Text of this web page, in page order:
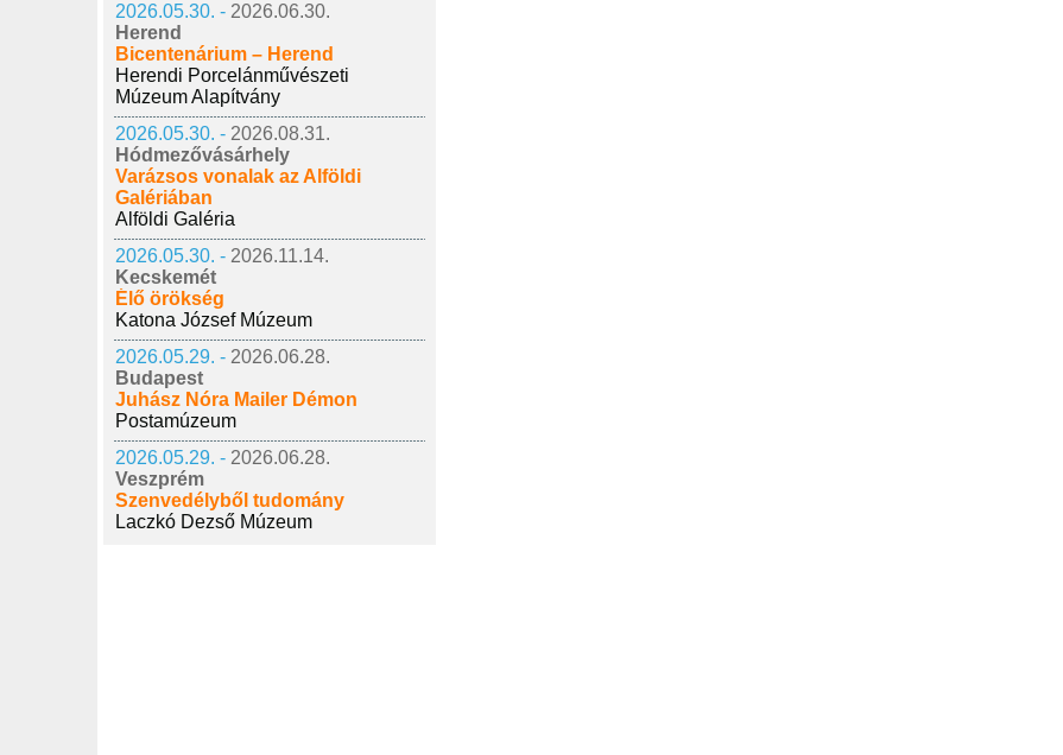
2026.05.30. - 2026.06.30.
Herend
Bicentenárium – Herend
Herendi Porcelánművészeti
Múzeum Alapítvány
2026.05.30. - 2026.08.31.
Hódmezővásárhely
Varázsos vonalak az Alföldi
Galériában
Alföldi Galéria
2026.05.30. - 2026.11.14.
Kecskemét
Élő örökség
Katona József Múzeum
2026.05.29. - 2026.06.28.
Budapest
Juhász Nóra Mailer Démon
Postamúzeum
2026.05.29. - 2026.06.28.
Veszprém
Szenvedélyből tudomány
Laczkó Dezső Múzeum